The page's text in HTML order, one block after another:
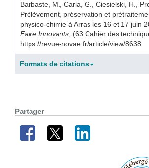
Barbaste, M., Caria, G., Ciesielski, H.,
Prélèvement, préservation et
physico-chimie à Arras les 16 et 17 juin
Faire Innovants, (63 Cahier des
https://revue-novae.fr/article/view/8638
Formats de citations
Partager